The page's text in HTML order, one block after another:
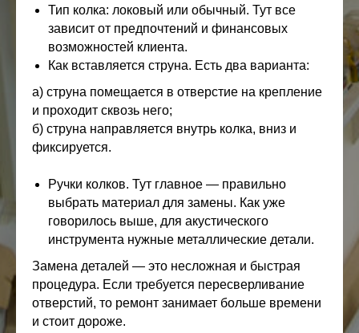
Тип колка: локовый или обычный. Тут все
зависит от предпочтений и финансовых
возможностей клиента.
Как вставляется струна. Есть два варианта:
а) струна помещается в отверстие на крепление
и проходит сквозь него;
б) струна направляется внутрь колка, вниз и
фиксируется.
Ручки колков. Тут главное — правильно
выбрать материал для замены. Как уже
говорилось выше, для акустического
инструмента нужные металлические детали.
Замена деталей — это несложная и быстрая
процедура. Если требуется пересверливание
отверстий, то ремонт занимает больше времени
и стоит дороже.